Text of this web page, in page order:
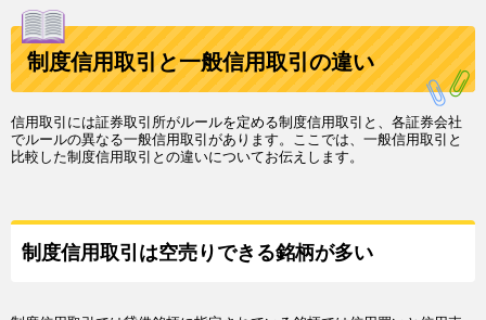
制度信用取引と一般信用取引の違い
信用取引には証券取引所がルールを定める制度信用取引と、各証券会社
でルールの異なる一般信用取引があります。ここでは、一般信用取引と
比較した制度信用取引との違いについてお伝えします。
制度信用取引は空売りできる銘柄が多い